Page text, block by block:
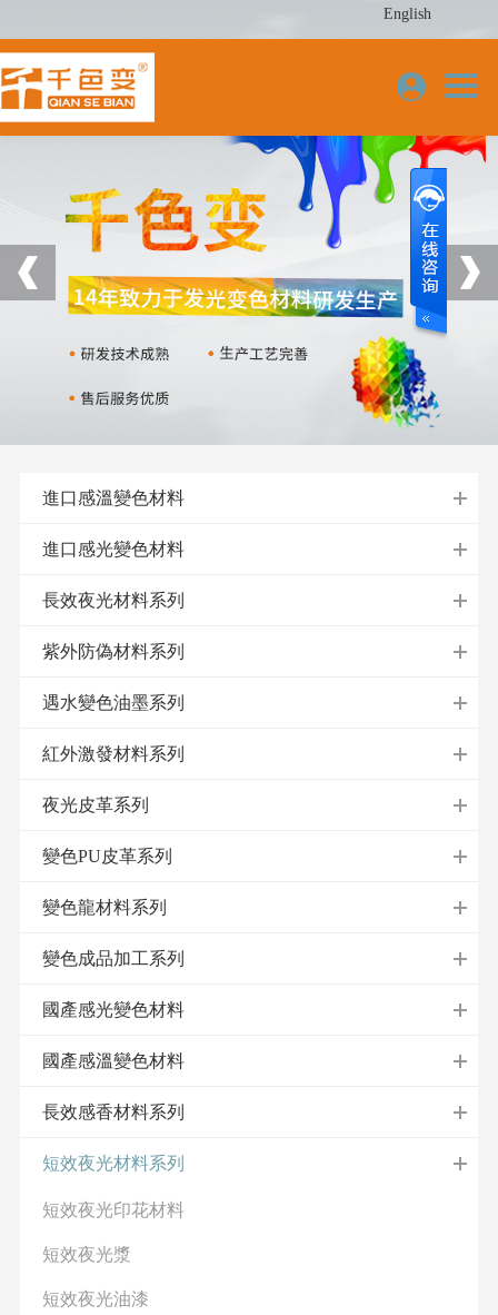
English
進口感溫變色材料
進口感光變色材料
長效夜光材料系列
紫外防偽材料系列
遇水變色油墨系列
紅外激發材料系列
夜光皮革系列
變色PU皮革系列
變色龍材料系列
變色成品加工系列
國產感光變色材料
國產感溫變色材料
長效感香材料系列
短效夜光材料系列
短效夜光印花材料
短效夜光漿
短效夜光油漆